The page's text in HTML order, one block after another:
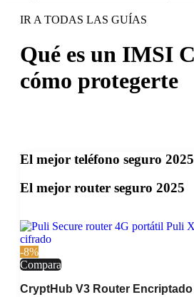
IR A TODAS LAS GUÍAS
Qué es un IMSI
cómo protegerte
El mejor teléfono seguro 2025
El mejor router seguro 2025
-8%
Compara
CryptHub V3 Router Encriptado